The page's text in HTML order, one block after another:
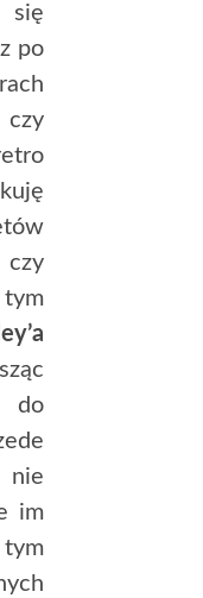
się
po
do
nie
im